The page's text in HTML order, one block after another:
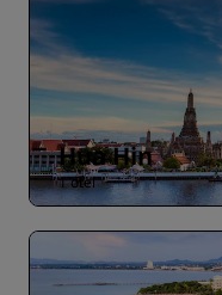
Hua Hin
1 otel